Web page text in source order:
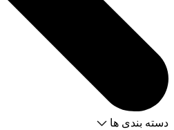
دسته بندی ها